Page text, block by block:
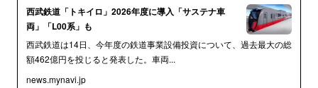
西武鉄道「トキイロ」2026年度に導入「サステナ車
両」「L00系」も
西武鉄道は14日、今年度の鉄道事業設備投資について、過去最大の総
額462億円を投じると発表した。車両...
news.mynavi.jp